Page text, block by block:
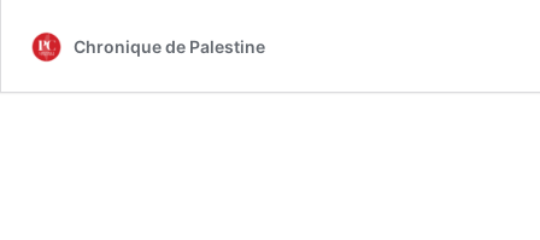
Chronique de Palestine